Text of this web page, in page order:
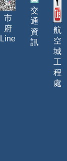
市
府
Line
交
通
資
訊
航
空
城
工
程
處